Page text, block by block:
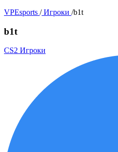
VPEsports / Игроки /b1t
b1t
CS2 Игроки